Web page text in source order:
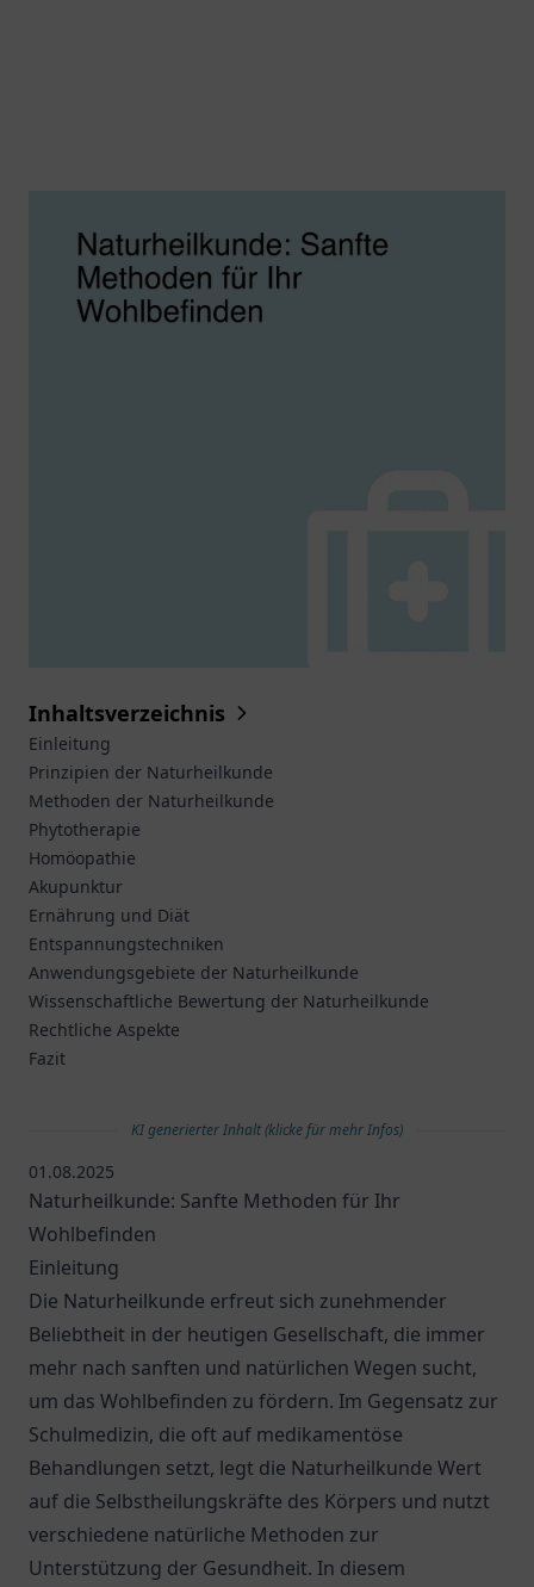
Inhaltsverzeichnis
Einleitung
Prinzipien der Naturheilkunde
Methoden der Naturheilkunde
Phytotherapie
Homöopathie
Akupunktur
Ernährung und Diät
Entspannungstechniken
Anwendungsgebiete der Naturheilkunde
Wissenschaftliche Bewertung der Naturheilkunde
Rechtliche Aspekte
Fazit
KI generierter Inhalt (klicke für mehr Infos)
01.08.2025
Naturheilkunde: Sanfte Methoden für Ihr
Wohlbefinden
Einleitung
Die Naturheilkunde erfreut sich zunehmender
Beliebtheit in der heutigen Gesellschaft, die immer
mehr nach sanften und natürlichen Wegen sucht,
um das Wohlbefinden zu fördern. Im Gegensatz zur
Schulmedizin, die oft auf medikamentöse
Behandlungen setzt, legt die Naturheilkunde Wert
auf die Selbstheilungskräfte des Körpers und nutzt
verschiedene natürliche Methoden zur
Unterstützung der Gesundheit. In diesem